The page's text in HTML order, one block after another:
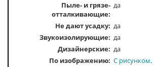
Пыле- и грязе-
отталкивающие:
да
Не дают усадку: да
Звукоизолирующие: да
Дизайнерские: да
По изображению С рисунком